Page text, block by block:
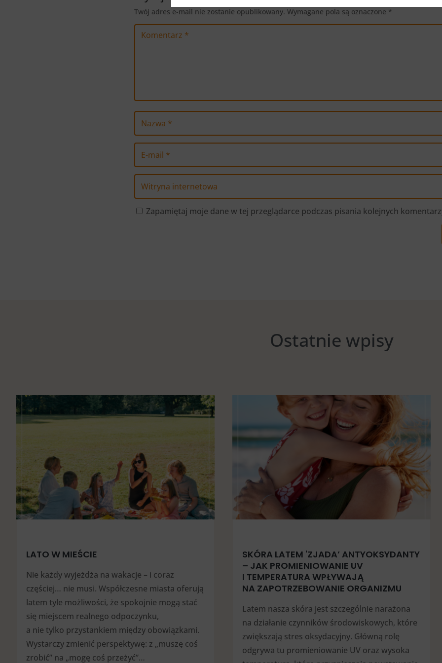
Twój adres e-mail nie zostanie opublikowany. Wymagane pola są oznaczone *
Zapamiętaj moje dane w tej przeglądarce podczas pisania kolejnych
Ostatnie wpisy
LATO W MIEŚCIE
Nie każdy wyjeżdża na wakacje – i coraz
częściej… nie musi. Współczesne miasta oferują
latem tyle możliwości, że spokojnie mogą stać
się miejscem realnego odpoczynku,
a nie tylko przystankiem między obowiązkami.
Wystarczy zmienić perspektywę: z „muszę coś
zrobić” na „mogę coś przeżyć”…
SKÓRA LATEM 'ZJADA’ ANTYOKSYDANTY
– JAK PROMIENIOWANIE UV
I TEMPERATURA WPŁYWAJĄ
NA ZAPOTRZEBOWANIE ORGANIZMU
Latem nasza skóra jest szczególnie narażona
na działanie czynników środowiskowych, które
zwiększają stres oksydacyjny. Główną rolę
odgrywa tu promieniowanie UV oraz wysoka